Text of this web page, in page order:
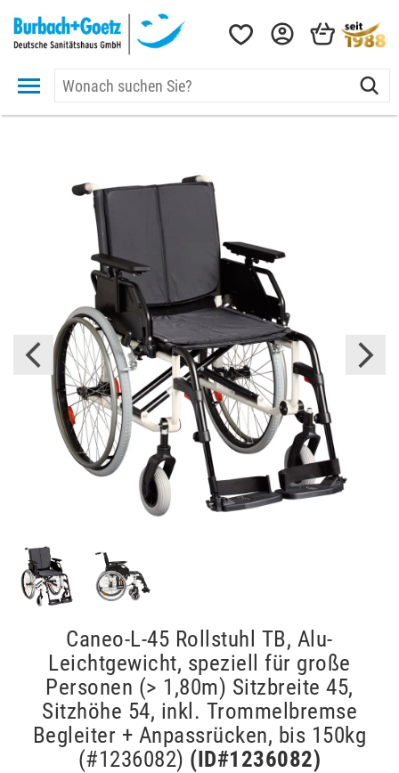
Caneo-L-45 Rollstuhl TB, Alu-
Leichtgewicht, speziell für große
Personen (> 1,80m) Sitzbreite 45,
Sitzhöhe 54, inkl. Trommelbremse
Begleiter + Anpassrücken, bis 150kg
(#1236082) (ID#1236082)